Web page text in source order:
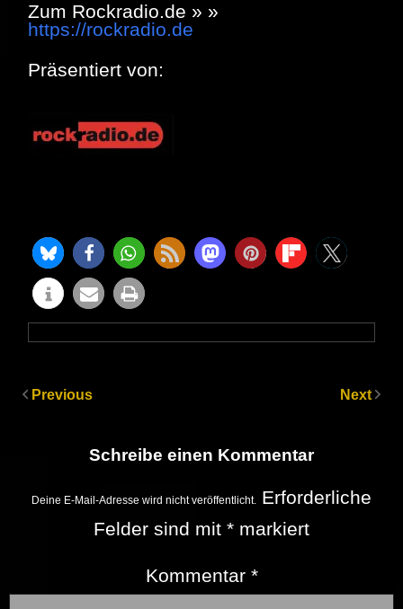
Zum Rockradio.de » »
https://rockradio.de
Präsentiert von:
Previous Next
Schreibe einen Kommentar
Deine E-Mail-Adresse wird nicht veröffentlicht. Erforderliche
Felder sind mit * markiert
Kommentar *